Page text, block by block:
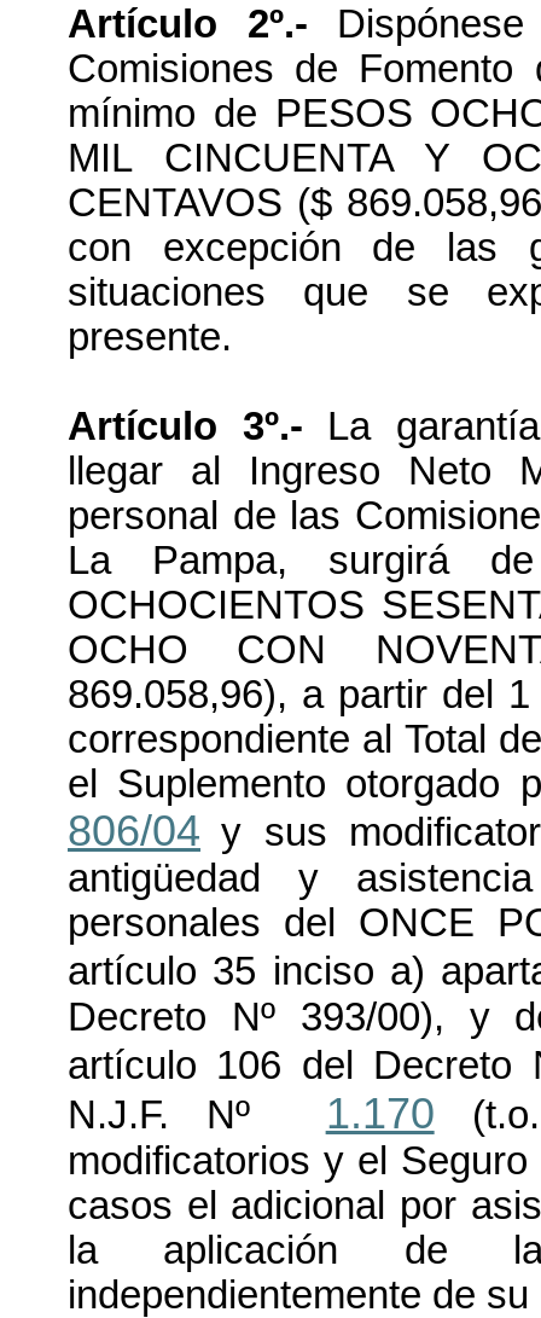
Artículo 2º.-
Comisiones de
mínimo de PESOS
MIL CINCUENTA Y
CENTAVOS ($
con excepción de las
situaciones que se
presente.
Artículo 3º.- La
llegar al Ingreso Neto
personal de las
La Pampa, surgirá
OCHOCIENTOS
OCHO CON
869.058,96), a partir del
correspondiente al Total
el Suplemento otorgado
806/04 y sus
antigüedad y
personales del ONCE
artículo 35 inciso a)
Decreto Nº 393/00), y
artículo 106 del Decreto
N.J.F. Nº
1.170
modificatorios y el
casos el adicional por
la aplicación de
independientemente de